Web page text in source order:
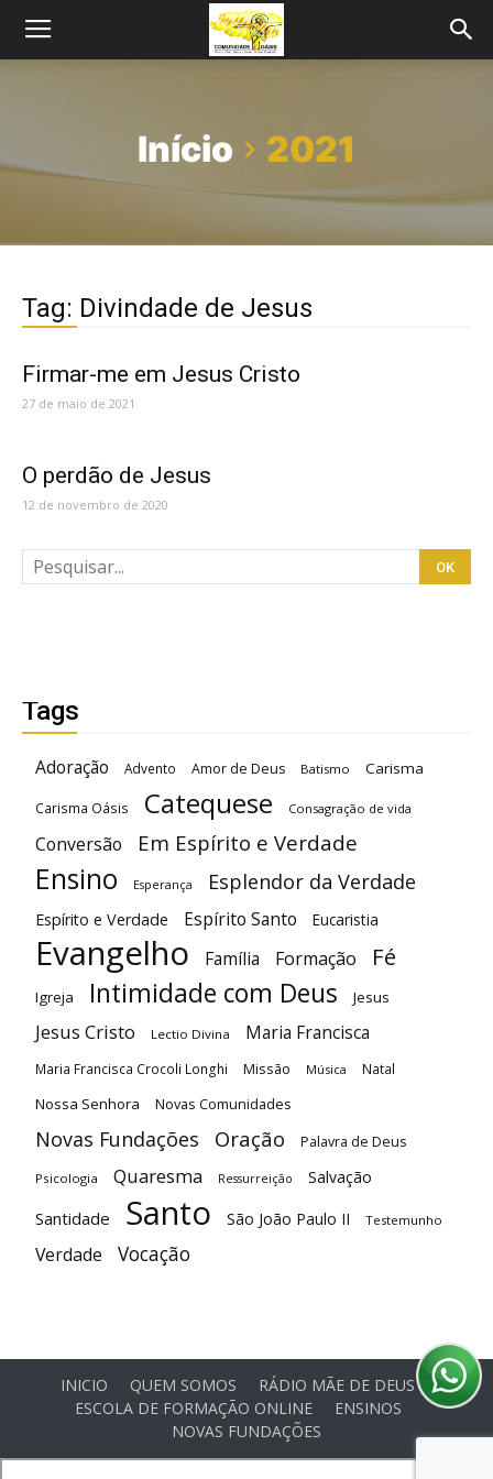
Início 2021
Tag: Divindade de Jesus
Firmar-me em Jesus Cristo
27 de maio de 2021
O perdão de Jesus
12 de novembro de 2020
Tags
Adoração Advento Amor de Deus Batismo Carisma
Carisma Oásis Catequese Consagração de vida
Conversão Em Espírito e Verdade
Ensino Esperança Esplendor da Verdade
Espírito e Verdade Espírito Santo Eucaristia
Evangelho Família Formação Fé
Igreja Intimidade com Deus Jesus
Jesus Cristo Lectio Divina Maria Francisca
Maria Francisca Crocoli Longhi Missão Música Natal
Nossa Senhora Novas Comunidades
Novas Fundações Oração Palavra de Deus
Psicologia Quaresma Ressurreição Salvação
Santidade Santo São João Paulo II Testemunho
Verdade Vocação
INICIO QUEM SOMOS
RÁDIO MÃE DE DEUS
ESCOLA DE FORMAÇÃO ONLINE
ENSINOS
NOVAS FUNDAÇÕES